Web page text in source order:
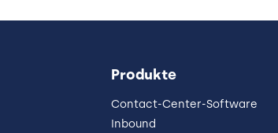
Produkte
Contact-Center-Software
Inbound